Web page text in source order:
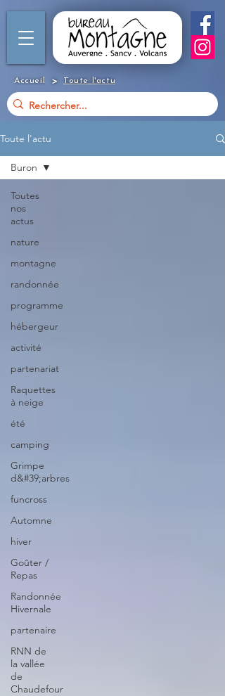
Accueil > Toute l'actu
Toute l'actu
Toutes
nos
actus
nature
montagne
randonnée
programme
hébergeur
activité
partenariat
Raquettes
à neige
été
camping
Grimpe
d&#39;arbres
funcross
Automne
hiver
Goûter /
Repas
Randonnée
Hivernale
partenaire
RNN de
la vallée
de
Chaudefour
Buron